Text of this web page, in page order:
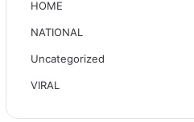
HOME
NATIONAL
Uncategorized
VIRAL